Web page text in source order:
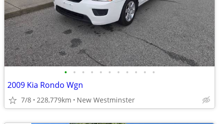
• • • • • • • • • • •
2009 Kia Rondo Wgn
7/8 228,779km New Westminster